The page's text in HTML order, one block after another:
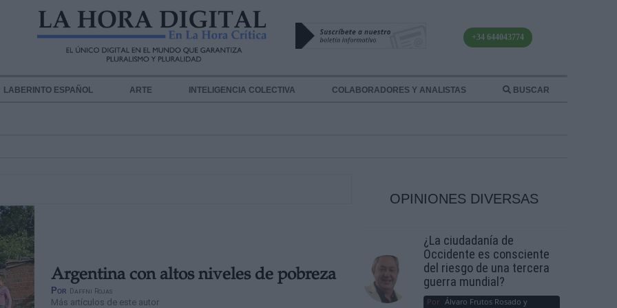
+34 644043774
LABERINTO ESPAÑOL ARTE INTELIGENCIA COLECTIVA COLABORADORES Y ANALISTAS BUSCAR
Argentina con altos niveles de pobreza
Por Daffni Rojas
Más artículos de este autor
OPINIONES DIVERSAS
¿La ciudadanía de
Occidente es consciente
del riesgo de una tercera
guerra mundial?
Por Álvaro Frutos Rosado y